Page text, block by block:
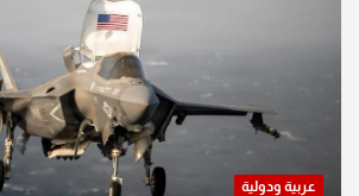
عربية ودولية